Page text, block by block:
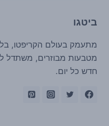
ביטגו
מתעמק בעולם הקריפטו,
מטבעות מבוזרים, משתדל
חדש כל יום.